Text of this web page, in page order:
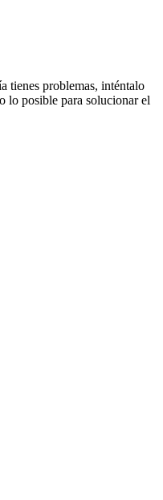
tienes problemas, inténtalo
lo posible para solucionar el